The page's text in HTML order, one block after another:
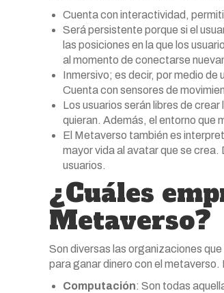
Cuenta con interactividad,
Será persistente porque si el
las posiciones en la que los
al momento de conectarse
Inmersivo; es decir, por medio
Cuenta con sensores de
Los usuarios serán libres de
quieran. Además, el entorno que
El Metaverso también es
mayor vida al avatar que se
usuarios.
¿Cuáles
Metaverso?
Son diversas las organizaciones
para ganar dinero con el metaverso.
Computación: Son todas